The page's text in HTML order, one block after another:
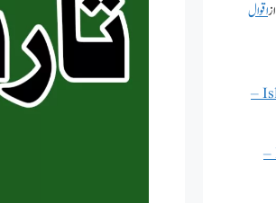
ازاقوال
Islamic Quiz 2026 In Urdu –
Islamic Quiz 2026 In Urdu –